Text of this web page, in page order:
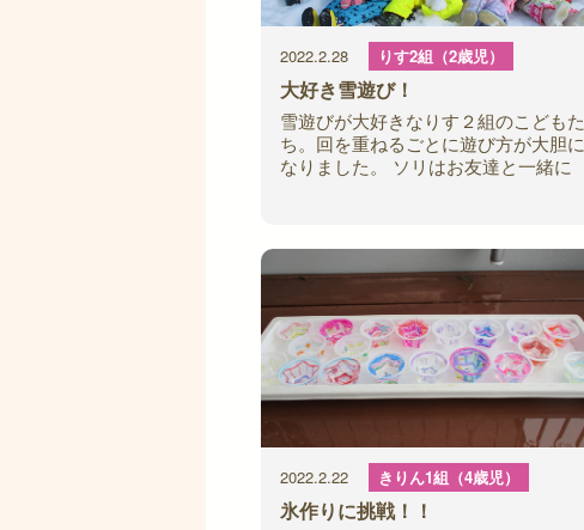
2022.2.28 りす2組（2歳児）
大好き雪遊び！
雪遊びが大好きなりす２組のこどもた
ち。回を重ねるごとに遊び方が大胆に
なりました。 ソリはお友達と一緒に
2022.2.22 きりん1組（4歳児）
氷作りに挑戦！！